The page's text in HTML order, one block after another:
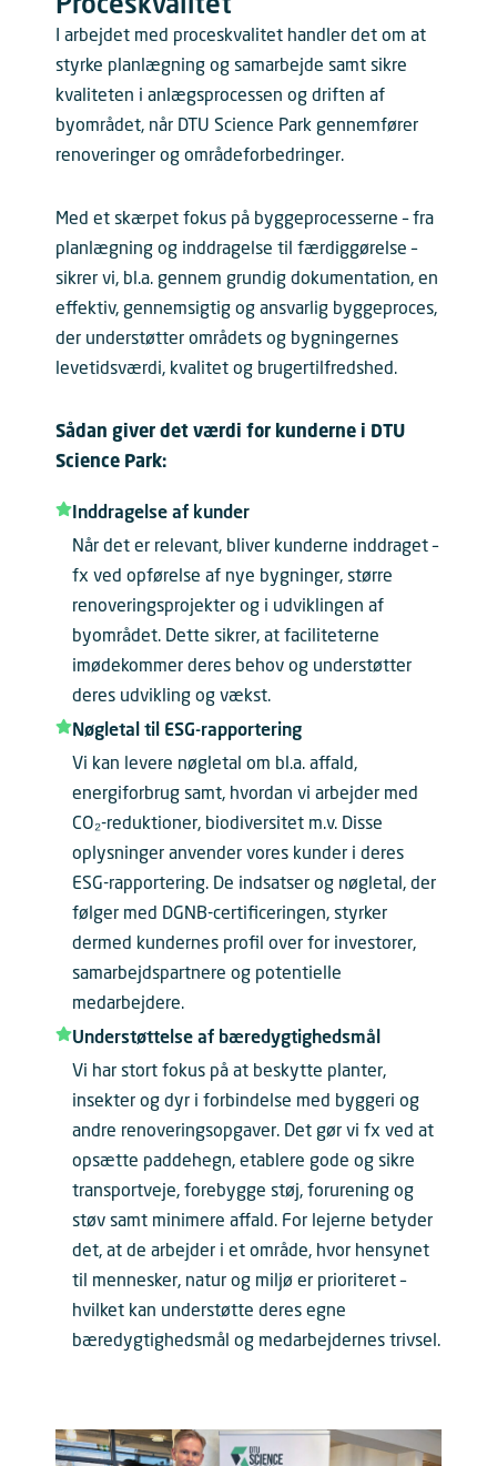
Proceskvalitet
I arbejdet med proceskvalitet handler det om at
styrke planlægning og samarbejde samt sikre
kvaliteten i anlægsprocessen og driften af
byområdet, når DTU Science Park gennemfører
renoveringer og områdeforbedringer.
Med et skærpet fokus på byggeprocesserne – fra
planlægning og inddragelse til færdiggørelse –
sikrer vi, bl.a. gennem grundig dokumentation, en
effektiv, gennemsigtig og ansvarlig byggeproces,
der understøtter områdets og bygningernes
levetidsværdi, kvalitet og brugertilfredshed.
Sådan giver det værdi for kunderne i DTU
Science Park:
Inddragelse af kunder
Når det er relevant, bliver kunderne inddraget –
fx ved opførelse af nye bygninger, større
renoveringsprojekter og i udviklingen af
byområdet. Dette sikrer, at faciliteterne
imødekommer deres behov og understøtter
deres udvikling og vækst.
Nøgletal til ESG-rapportering
Vi kan levere nøgletal om bl.a. affald,
energiforbrug samt, hvordan vi arbejder med
CO₂-reduktioner, biodiversitet m.v. Disse
oplysninger anvender vores kunder i deres
ESG-rapportering. De indsatser og nøgletal, der
følger med DGNB-certificeringen, styrker
dermed kundernes profil over for investorer,
samarbejdspartnere og potentielle
medarbejdere.
Understøttelse af bæredygtighedsmål
Vi har stort fokus på at beskytte planter,
insekter og dyr i forbindelse med byggeri og
andre renoveringsopgaver. Det gør vi fx ved at
opsætte paddehegn, etablere gode og sikre
transportveje, forebygge støj, forurening og
støv samt minimere affald. For lejerne betyder
det, at de arbejder i et område, hvor hensynet
til mennesker, natur og miljø er prioriteret –
hvilket kan understøtte deres egne
bæredygtighedsmål og medarbejdernes trivsel.